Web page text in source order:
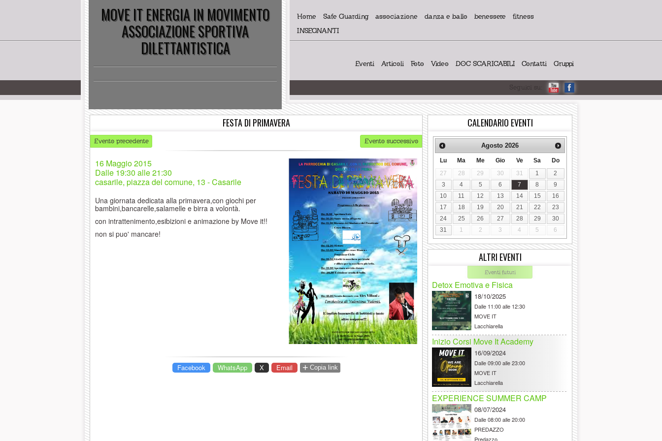
MOVE IT ENERGIA IN MOVIMENTO
ASSOCIAZIONE SPORTIVA
DILETTANTISTICA
Home Safe Guarding associazione danza e ballo benessere
fitness
INSEGNANTI
Eventi Articoli Foto Video DOC SCARICABILI Contatti Gruppi
CALENDARIO EVENTI
Agosto 2026
Lu Ma Me Gio Ve Sa
Do
27
28 29 30 31 1
2
3
4 5 6 7 8
9
10
11 12 13 14 15
16
17
18 19 20 21 22
23
24
25 26 27 28 29
30
31
1 2 3 4 5 6
ALTRI EVENTI
Detox Emotiva e Fisica
18/10/2025
Dalle11:00 alle 12:30
MOVE IT
Lacchiarella
Inizio Corsi Move It Academy
16/09/2024
Dalle09:00 alle 23:00
MOVE IT
Lacchiarella
EXPERIENCE SUMMER CAMP
08/07/2024
Dalle08:00 alle 20:00
PREDAZZO
Predazzo
Eventi futuri
FESTA DI PRIMAVERA
Evento precedente Evento successivo
16 Maggio 2015
Dalle 19:30 alle 21:30
casarile, piazza del comune, 13 - Casarile
Una giornata dedicata alla primavera,con giochi per
bambini,bancarelle,salamelle e birra a volontà.
con intrattenimento,esibizioni e animazione by Move it!!
non si puo' mancare!
Facebook WhatsApp X Email + Copia link